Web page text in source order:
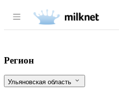
Раздел навигации
Ульяновская
Фильтры
Регион
Ульяновская область